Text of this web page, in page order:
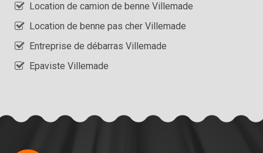
Location de camion de benne Villemade
Location de benne pas cher Villemade
Entreprise de débarras Villemade
Epaviste Villemade